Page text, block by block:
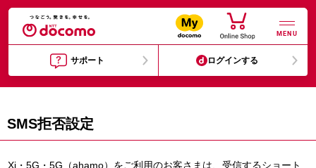
MENU
サポート ログインする
SMS拒否設定
Xi・5G・5G（ahamo）をご利用のお客さまは、受信するショート